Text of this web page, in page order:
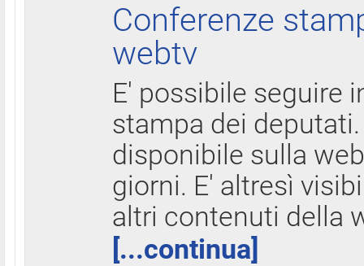
Conferenze
webtv
E' possibile seguire
stampa dei
disponibile sulla
giorni. E' altresì
altri contenuti della
[...continua]